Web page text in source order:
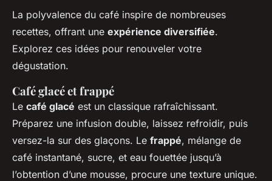
La polyvalence du café inspire de nombreuses
recettes, offrant une expérience diversifiée.
Explorez ces idées pour renouveler votre
dégustation.
Café glacé et frappé
Le café glacé est un classique rafraîchissant.
Préparez une infusion double, laissez refroidir, puis
versez-la sur des glaçons. Le frappé, mélange de
café instantané, sucre, et eau fouettée jusqu’à
l’obtention d’une mousse, procure une texture unique.